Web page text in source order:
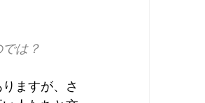
は？
ますが、さ